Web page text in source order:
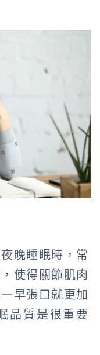
晚睡眠時，常
使得關節肌肉
早張口就更加
品質是很重要